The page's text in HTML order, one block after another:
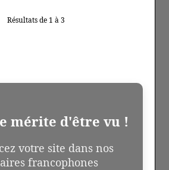
Résultats de 1 à 3
mérite d'être vu !
votre site dans nos
francophones